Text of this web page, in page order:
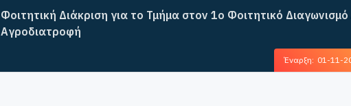
Φοιτητική Διάκριση για το Τμήμα στον 1ο Φοιτητικό
Αγροδιατροφή
Έναρξη: 01-11-